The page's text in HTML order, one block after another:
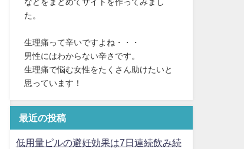
た。
生理痛って辛いですよね・・・
男性にはわからない辛さです。
生理痛で悩む女性をたくさん助けたいと
思っています！
最近の投稿
低用量ピルの避妊効果は7日連続飲み続